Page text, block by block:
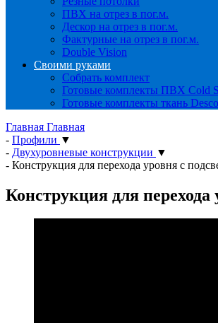
ПВХ на отрез в пог.м.
Дескор на отрез в пог.м.
Фактурные на отрез в пог.м.
Double Vision
Своими руками
Собрать комплект
Готовые комплекты ПВХ Cold
Готовые комплекты ткань
Главная Главная
- Профили ▼
- Двухуровневые конструкции ▼
- Конструкция для перехода уровня с
Конструкция для